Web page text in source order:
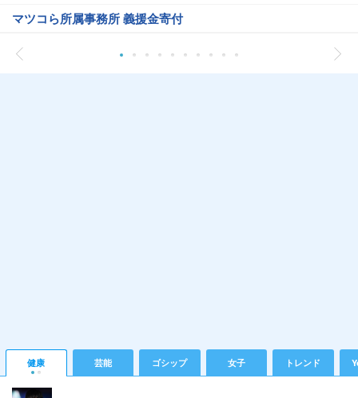
マツコら所属事務所 義援金寄付
健康 芸能 ゴシップ 女子 トレンド